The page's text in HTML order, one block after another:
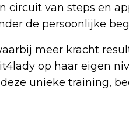
circuit van steps en
de persoonlijke
meer kracht
op haar eigen
unieke training,